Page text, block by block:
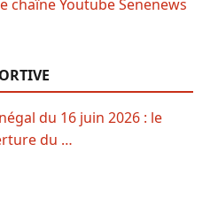
du 16 juin 2026 : le
du …